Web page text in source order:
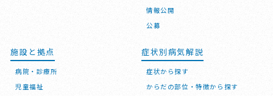
情報公開
公募
施設と拠点
病院・診療所
児童福祉
症状別病気解説
症状から探す
からだの部位・特徴から探す